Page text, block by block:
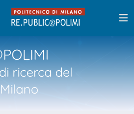
ricerca del